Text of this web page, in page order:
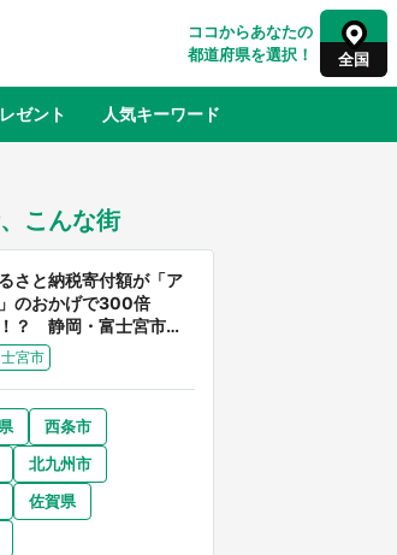
ココからあなたの
都道府県を選択！
全国
神奈川
ゼント 人気キーワード
山飛雄が笹かまを食べ
ハイキュー！！』×老
ラボで限定グッズも【8
こんな街
さと納税寄付額が「ア
のおかげで300倍
？ 静岡・富士宮市は
山産の魅力あふれるス
街
宮市
西条市
北九州市
佐賀県